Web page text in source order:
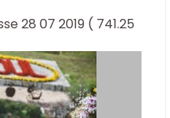
28 07 2019 ( 741.25